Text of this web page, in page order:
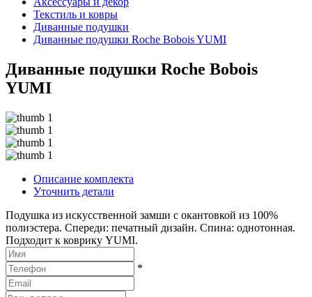
Текстиль и ковры
Диванные подушки
Диванные подушки Roche Bobois YUMI
Диванные подушки Roche Bobois
YUMI
Описание комплекта
Уточнить детали
Подушка из искусственной замши с окантовкой из 100%
полиэстера. Спереди: печатный дизайн. Спина: однотонная.
Подходит к коврику YUMI.
*